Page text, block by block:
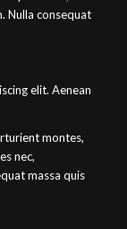
Nulla consequat
elit. Aenean
montes,
nec,
massa quis